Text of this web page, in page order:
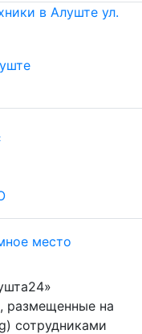
место
размещенные на
сотрудниками